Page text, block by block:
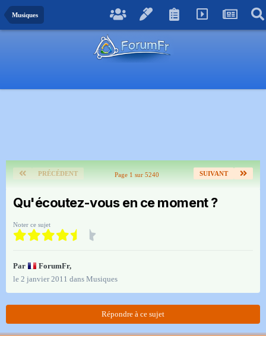
Musiques
PRÉCÉDENT SUIVANT
Page 1 sur 5240
Qu'écoutez-vous en ce moment ?
Noter ce sujet
Par ForumFr,
le 2 janvier 2011 dans Musiques
Répondre à ce sujet